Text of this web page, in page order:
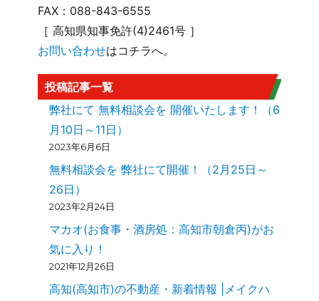
FAX：088-843-6555
［ 高知県知事免許(4)2461号 ］
お問い合わせはコチラへ。
投稿記事一覧
弊社にて 無料相談会を 開催いたします！（6
月10日～11日）
2023年6月6日
無料相談会を 弊社にて開催！（2月25日～
26日）
2023年2月24日
マカオ(お食事・酒房処：高知市朝倉丙)がお
気に入り！
2021年12月26日
高知(高知市)の不動産・新着情報 |メイクハ